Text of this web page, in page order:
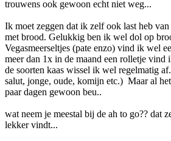
trouwens ook gewoon echt niet weg...
Ik moet zeggen dat ik zelf ook last heb
met brood. Gelukkig ben ik wel dol op
Vegasmeerseltjes (pate enzo) vind ik wel
meer dan 1x in de maand een rolletje vind
de soorten kaas wissel ik wel regelmatig
salut, jonge, oude, komijn etc.) Maar al
paar dagen gewoon beu..
wat neem je meestal bij de ah to go?? dat
lekker vindt...